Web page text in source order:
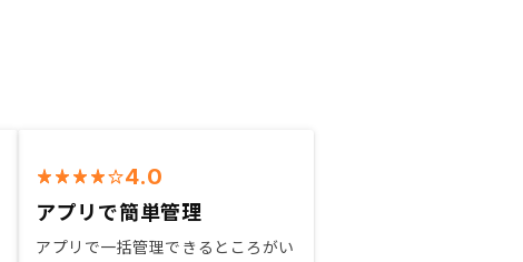
4.0
アプリで簡単管理
アプリで一括管理できるところがい